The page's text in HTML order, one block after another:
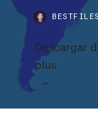
Descargar
plus